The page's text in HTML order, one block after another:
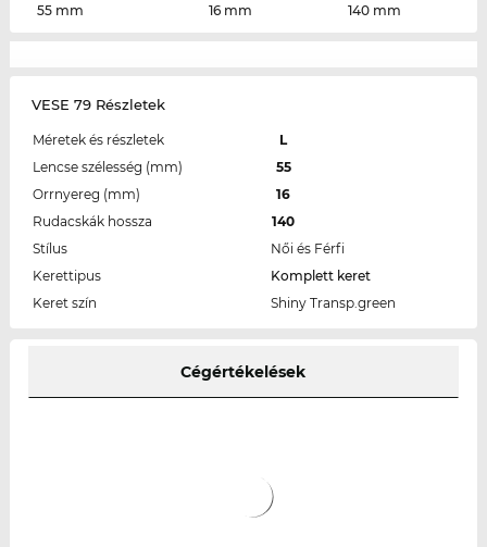
55 mm
16 mm
140 mm
VESE 79 Részletek
Méretek és részletek
L
Lencse szélesség (mm)
55
Orrnyereg (mm)
16
Rudacskák hossza
140
Stílus
Női és Férfi
Kerettipus
Komplett keret
Keret szín
Shiny Transp.green
Cégértékelések